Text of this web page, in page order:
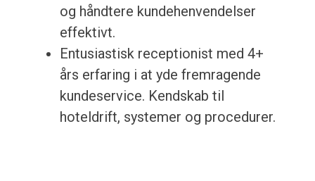
og håndtere kundehenvendelser
effektivt.
Entusiastisk receptionist med 4+
års erfaring i at yde fremragende
kundeservice. Kendskab til
hoteldrift, systemer og procedurer.